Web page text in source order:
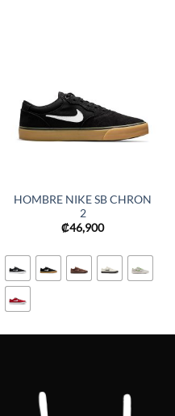
HOMBRE NIKE SB CHRON
2
₡46,900